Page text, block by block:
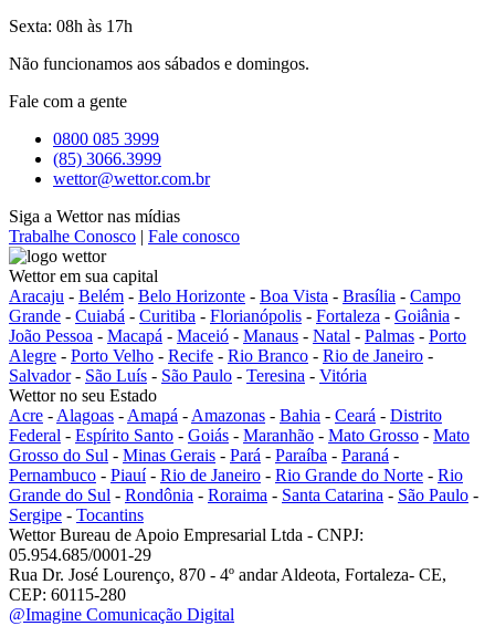
Sexta: 08h às 17h
Não funcionamos aos sábados e domingos.
Fale com a gente
0800 085 3999
(85) 3066.3999
wettor@wettor.com.br
Siga a Wettor nas mídias
Trabalhe Conosco | Fale conosco
Wettor em sua capital
Aracaju - Belém - Belo Horizonte - Boa Vista - Brasília - Campo
Grande - Cuiabá - Curitiba - Florianópolis - Fortaleza - Goiânia -
João Pessoa - Macapá - Maceió - Manaus - Natal - Palmas - Porto
Alegre - Porto Velho - Recife - Rio Branco - Rio de Janeiro -
Salvador- São Luís - São Paulo - Teresina - Vitória
Wettor no seu Estado
Acre - Alagoas - Amapá - Amazonas - Bahia - Ceará - Distrito
Federal - Espírito Santo - Goiás - Maranhão - Mato Grosso - Mato
Grosso do Sul - Minas Gerais - Pará - Paraíba - Paraná -
Pernambuco - Piauí- Rio de Janeiro - Rio Grande do Norte - Rio
Grande do Sul - Rondônia - Roraima - Santa Catarina - São Paulo -
Sergipe - Tocantins
Wettor Bureau de Apoio Empresarial Ltda - CNPJ:
05.954.685/0001-29
Rua Dr. José Lourenço, 870 - 4º andar Aldeota, Fortaleza- CE,
CEP: 60115-280
@Imagine Comunicação Digital